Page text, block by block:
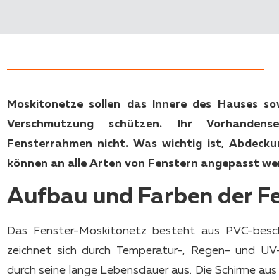
Moskitonetze sollen das Innere des Hauses
Verschmutzung schützen. Ihr
Fensterrahmen nicht. Was wichtig ist,
können an alle Arten von Fenstern angepasst
Aufbau und Farben der
Das Fenster-Moskitonetz besteht aus PVC-
zeichnet sich durch Temperatur-, Regen- und
durch seine lange Lebensdauer aus. Die Schirme